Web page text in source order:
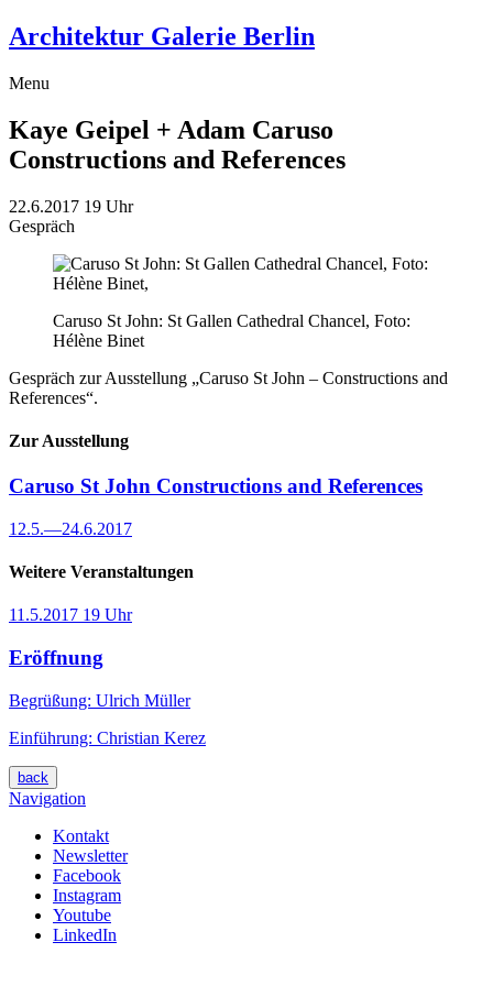
Architektur Galerie Berlin
Menu
Kaye Geipel + Adam Caruso
Constructions and References
22.6.2017 19 Uhr
Gespräch
Caruso St John: St Gallen Cathedral Chancel, Foto:
Hélène Binet
Gespräch zur Ausstellung „Caruso St John – Constructions and
References“.
Zur Ausstellung
Caruso St John Constructions and References
12.5.—24.6.2017
Weitere Veranstaltungen
11.5.2017 19 Uhr
Eröffnung
Begrüßung: Ulrich Müller
Einführung: Christian Kerez
back
Navigation
Kontakt
Newsletter
Facebook
Instagram
Youtube
LinkedIn